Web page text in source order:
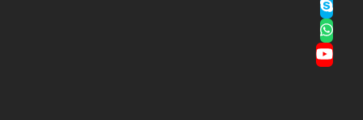
Skype
Whatsapp
YouTube